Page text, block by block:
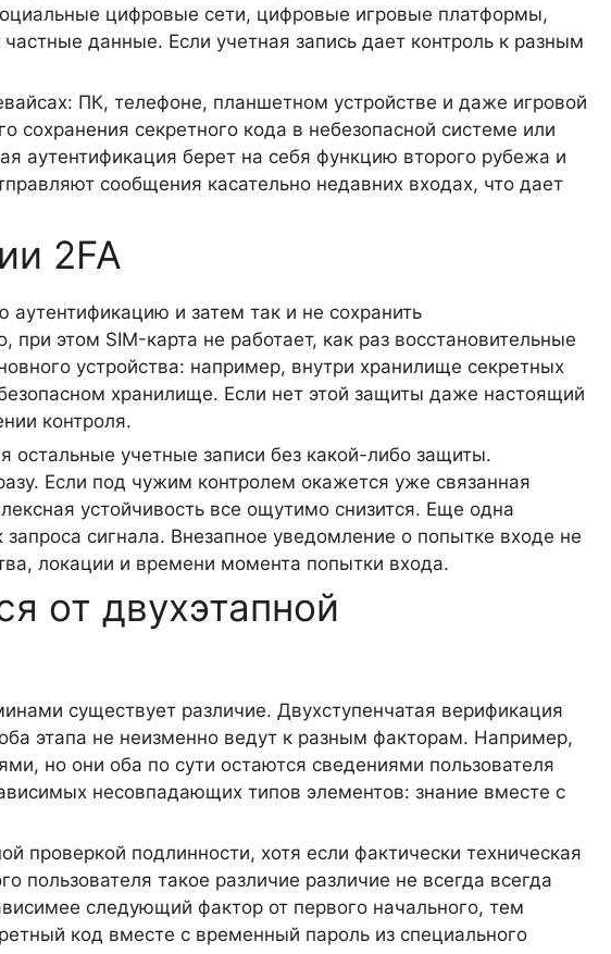
цифровые сети, цифровые игровые платформы,
данные. Если учетная запись дает контроль к разным
ПК, телефоне, планшетном устройстве и даже игровой
секретного кода в небезопасной системе или
аутентификация берет на себя функцию второго рубежа и
сообщения касательно недавних входах, что дает
2FA
и затем так и не сохранить
этом SIM-карта не работает, как раз восстановительные
устройства: например, внутри хранилище секретных
хранилище. Если нет этой защиты даже настоящий
контроля.
учетные записи без какой-либо защиты.
Если под чужим контролем окажется уже связанная
устойчивость все ощутимо снизится. Еще одна
сигнала. Внезапное уведомление о попытке входе не
локации и времени момента попытки входа.
от двухэтапной
существует различие. Двухступенчатая верификация
этапа не неизменно ведут к разным факторам. Например,
но они оба по сути остаются сведениями пользователя
несовпадающих типов элементов: знание вместе с
проверкой подлинности, хотя если фактически техническая
пользователя такое различие различие не всегда всегда
следующий фактор от первого начального, тем
код вместе с временный пароль из специального